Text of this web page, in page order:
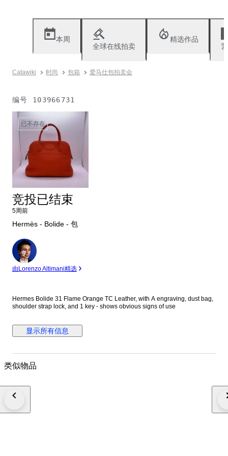
本周
全球在线拍卖
精选作品
Catawiki 时尚 包箱 爱马仕包拍卖会
编号 103966731
已不存在
竞投已结束
5周前
Hermès - Bolide - 包
专
家
由Lorenzo Altimani精选
Hermes Bolide 31 Flame Orange TC Leather, with A engraving, dust bag,
shoulder strap lock, and 1 key - shows obvious signs of use
显示所有信息
类似物品